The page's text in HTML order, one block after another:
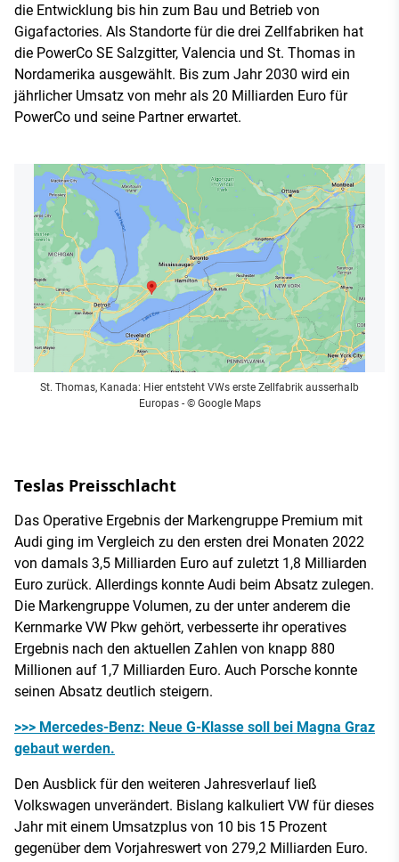
die Entwicklung bis hin zum Bau und Betrieb von
Gigafactories. Als Standorte für die drei Zellfabriken hat
die PowerCo SE Salzgitter, Valencia und St. Thomas in
Nordamerika ausgewählt. Bis zum Jahr 2030 wird ein
jährlicher Umsatz von mehr als 20 Milliarden Euro für
PowerCo und seine Partner erwartet.
St. Thomas, Kanada: Hier entsteht VWs erste Zellfabrik ausserhalb
Europas- © Google Maps
Teslas Preisschlacht
Das Operative Ergebnis der Markengruppe Premium mit
Audi ging im Vergleich zu den ersten drei Monaten 2022
von damals 3,5 Milliarden Euro auf zuletzt 1,8 Milliarden
Euro zurück. Allerdings konnte Audi beim Absatz zulegen.
Die Markengruppe Volumen, zu der unter anderem die
Kernmarke VW Pkw gehört, verbesserte ihr operatives
Ergebnis nach den aktuellen Zahlen von knapp 880
Millionen auf 1,7 Milliarden Euro. Auch Porsche konnte
seinen Absatz deutlich steigern.
>>> Mercedes-Benz: Neue G-Klasse soll bei Magna Graz
gebaut werden.
Den Ausblick für den weiteren Jahresverlauf ließ
Volkswagen unverändert. Bislang kalkuliert VW für dieses
Jahr mit einem Umsatzplus von 10 bis 15 Prozent
gegenüber dem Vorjahreswert von 279,2 Milliarden Euro.